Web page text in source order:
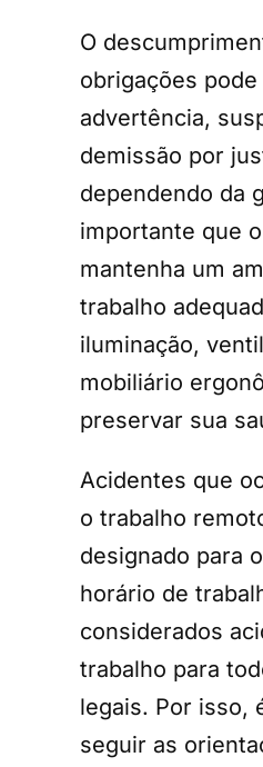
O
obrigações
advertência,
demissão por
dependendo da
importante que
mantenha um
trabalho
iluminação,
mobiliário
preservar sua
Acidentes que
o trabalho
designado para
horário de
considerados
trabalho para
legais. Por isso,
seguir as